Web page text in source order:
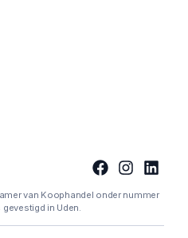
van Koophandel onder nummer
gevestigd in Uden.